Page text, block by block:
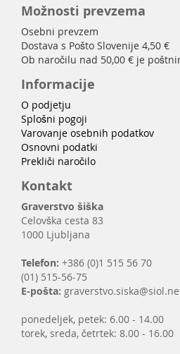
Možnosti prevzema
Osebni prevzem
Dostava s Pošto Slovenije 4,50 €
Ob naročilu nad 50,00 € je
Informacije
O podjetju
Splošni pogoji
Varovanje osebnih podatkov
Osnovni podatki
Prekliči naročilo
Kontakt
Graverstvo šiška
Celovška cesta 83
1000 Ljubljana
Telefon: +386 (0)1 515 56 70
(01) 515-56-75
E-pošta:
ponedeljek, petek: 6.00 - 14.00
torek, sreda, četrtek: 8.00 - 16.00